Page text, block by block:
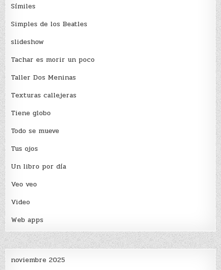
Sí­miles
Simples de los Beatles
slideshow
Tachar es morir un poco
Taller Dos Meninas
Texturas callejeras
Tiene globo
Todo se mueve
Tus ojos
Un libro por día
Veo veo
Video
Web apps
noviembre 2025